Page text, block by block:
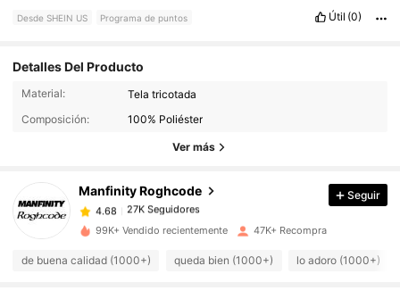
Desde SHEIN US Programa de puntos Útil (0)
Detalles Del Producto
Material:
Tela tricotada
Composición:
100% Poliéster
Ver más
Manfinity Roghcode
27K Seguidores
27K Seguidores
4.68
27K Seguidores
4.68 27K Seguidores
Seguir
99K+ Vendido recientemente 47K+ Recompra
de buena calidad (1000+) queda bien (1000+) lo adoro (1000+)